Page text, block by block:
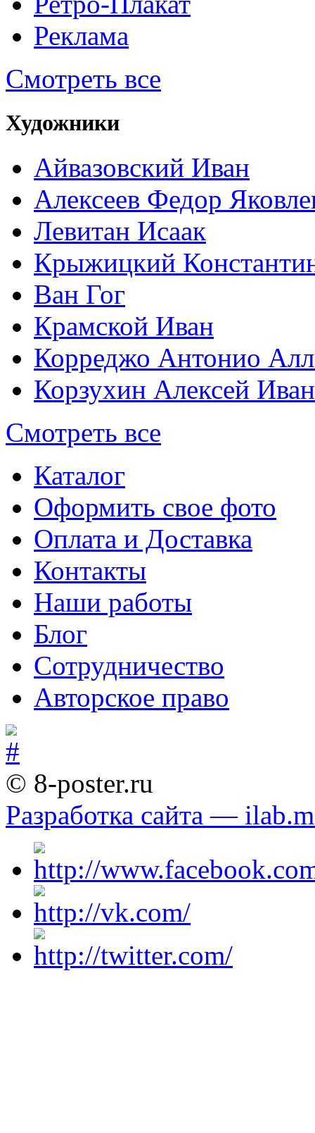
Реклама
Смотреть все
Художники
Айвазовский Иван
Алексеев Федор
Левитан Исаак
Крыжицкий
Ван Гог
Крамской Иван
Корреджо Антонио
Корзухин Алексей
Смотреть все
Каталог
Оформить свое фото
Оплата и Доставка
Контакты
Наши работы
Блог
Сотрудничество
Авторское право
© 8-poster.ru
Разработка сайта —